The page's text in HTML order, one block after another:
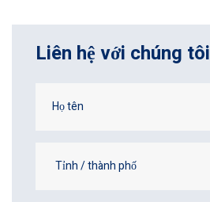
Liên hệ với chúng tôi